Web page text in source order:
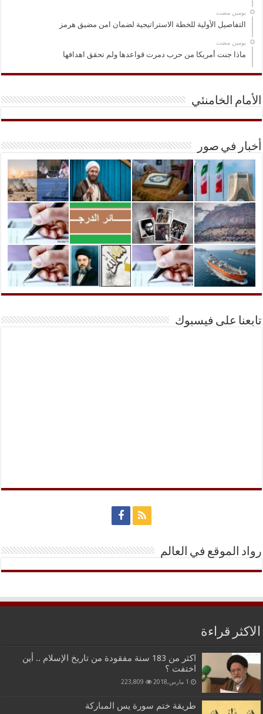
‏يومين مضت
التفاصيل الأولية للخطة الاستراتيجية لضمان امن مضيق هرمز
‏يومين مضت
ماذا جنت أمريكا من حرب دمرت قواعدها ولم تحقق اهدافها
الأمام الخامنئي
أخبار في صور
تابعنا على فيسبوك
رواد الموقع في العالم
الاكثر قراءة
اكثر من 183 سنة مفقودة من تاريخ الإسلام .. أين
اختفت ؟
1 مارس,2018 223,809
طريقة ختم سورة يس المباركة